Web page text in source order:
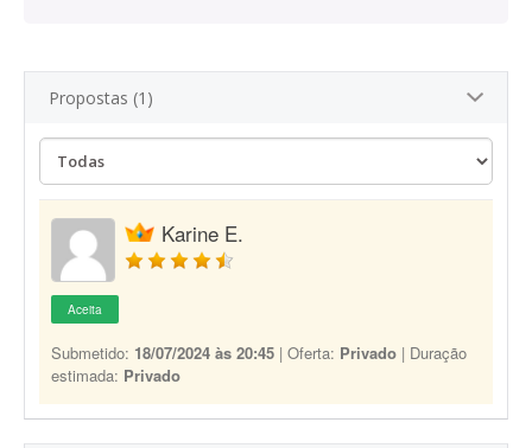
Propostas (1)
Karine E.
Aceita
Submetido: 18/07/2024 às 20:45 | Oferta: Privado | Duração
estimada: Privado